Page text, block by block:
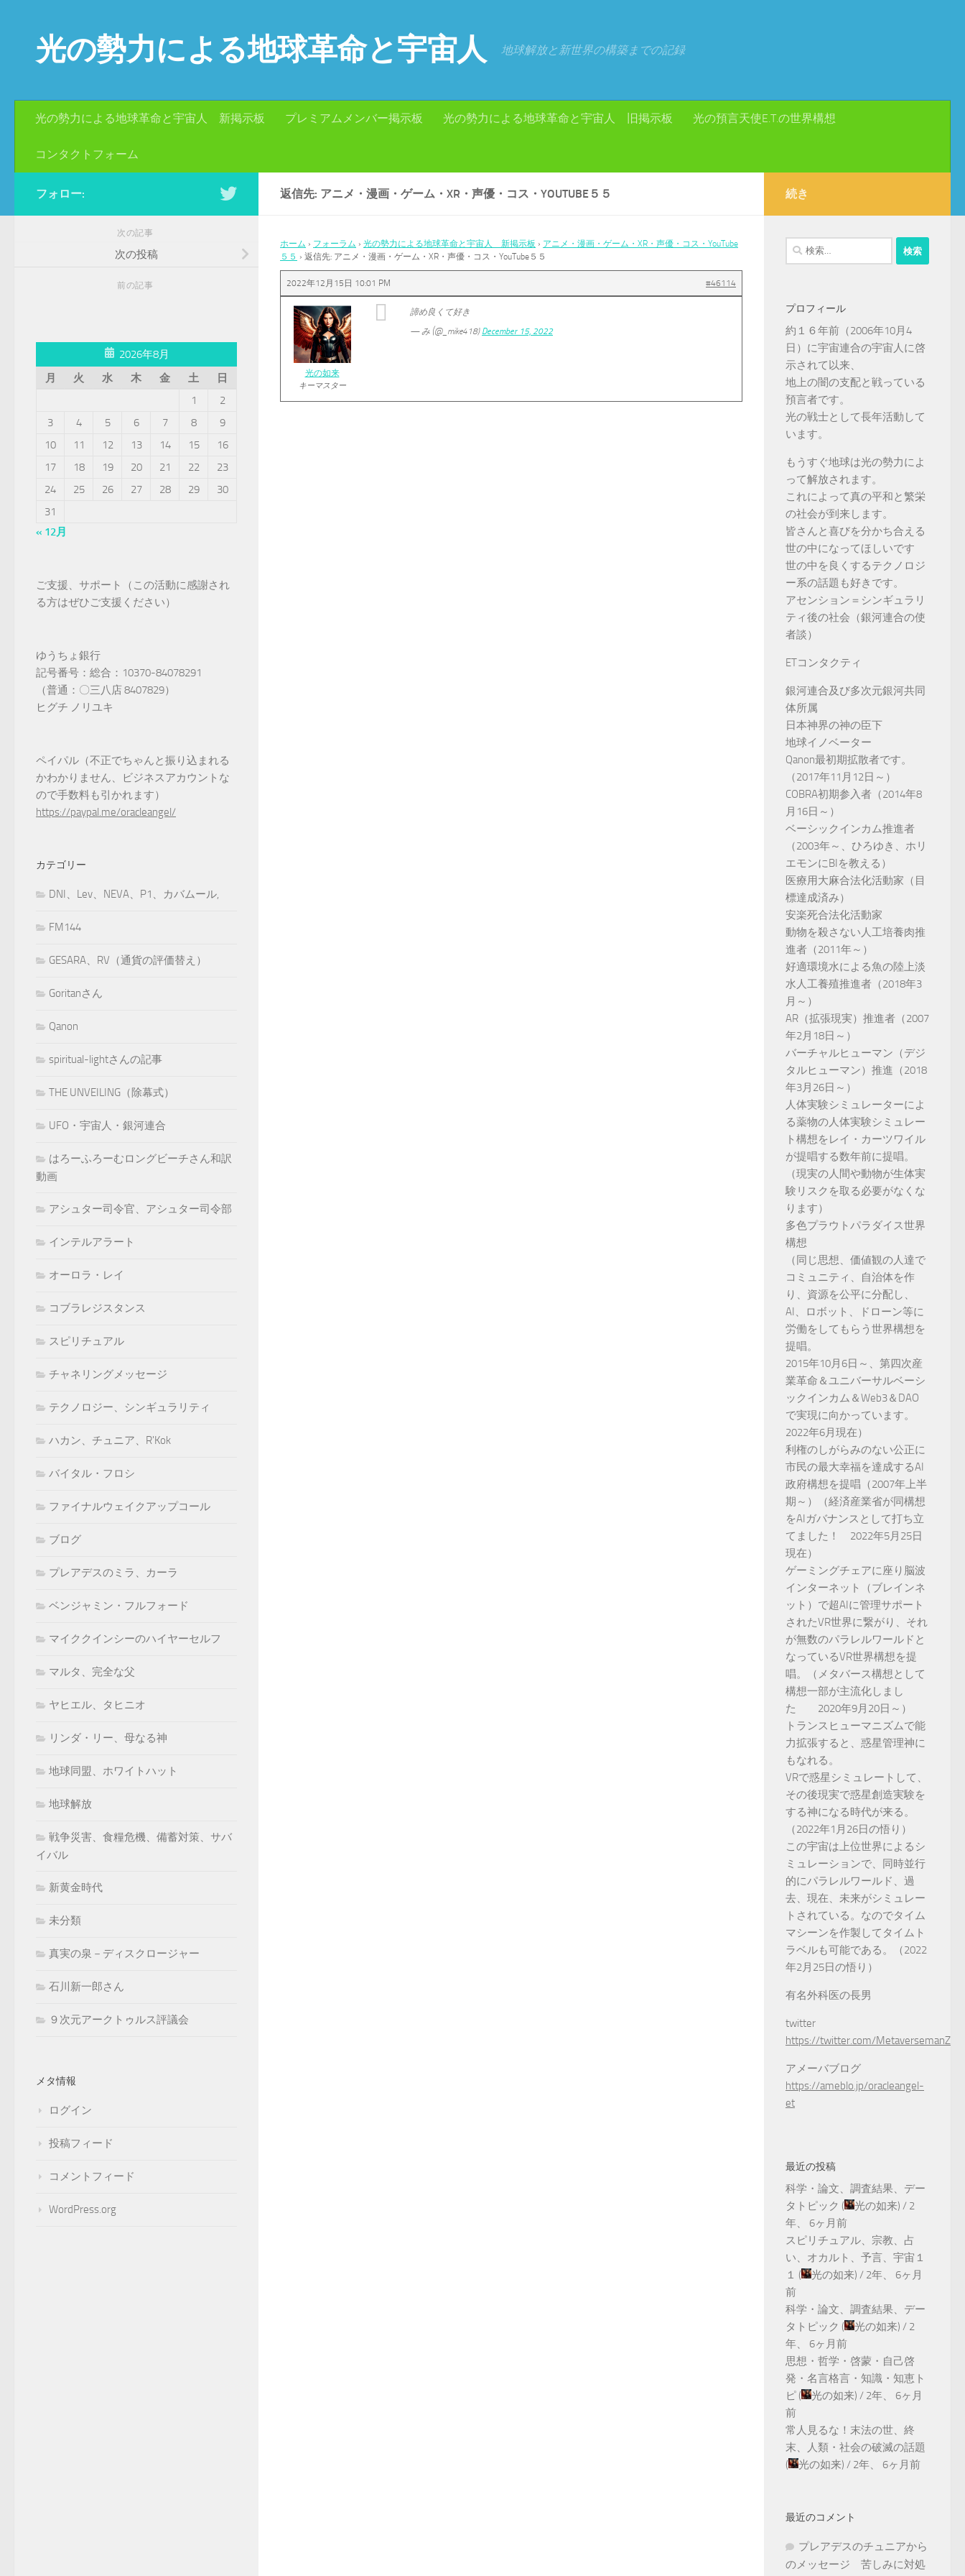
光の勢力による地球革命と宇宙人 地球解放と新世界の構築までの記録
光の勢力による地球革命と宇宙人 新掲示板 プレミアムメンバー掲示板 光の勢力による地球革命と宇宙人 旧掲示板 光の預言天使E.T.の世界構想
コンタクトフォーム
返信先: アニメ・漫画・ゲーム・XR・声優・コス・YOUTUBE５５
ホーム › フォーラム › 光の勢力による地球革命と宇宙人 新掲示板 › アニメ・漫画・ゲーム・XR・声優・コス・YouTube
５５ › 返信先: アニメ・漫画・ゲーム・XR・声優・コス・YouTube５５
2022年12月15日 10:01 PM #46114
光の如来
キーマスター
諦め良くて好き
— み (@_mike418) December 15, 2022
フォロー:
次の記事
次の投稿
前の記事
2026年8月
月
火 水 木 金 土
日
1
2
3
4 5 6 7 8
9
10
11 12 13 14 15
16
17
18 19 20 21 22
23
24
25 26 27 28 29
30
31
« 12月
ご支援、サポート（この活動に感謝され
る方はぜひご支援ください）
ゆうちょ銀行
記号番号：総合：10370-84078291
（普通：〇三八店 8407829）
ヒグチ ノリユキ
ペイパル（不正でちゃんと振り込まれる
かわかりません、ビジネスアカウントな
ので手数料も引かれます）
https://paypal.me/oracleangel/
カテゴリー
DNI、Lev、NEVA、P1、カバムール,
FM144
GESARA、RV（通貨の評価替え）
Goritanさん
Qanon
spiritual-lightさんの記事
THE UNVEILING（除幕式）
UFO・宇宙人・銀河連合
はろーふろーむロングビーチさん和訳
動画
アシュター司令官、アシュター司令部
インテルアラート
オーロラ・レイ
コブラレジスタンス
スピリチュアル
チャネリングメッセージ
テクノロジー、シンギュラリティ
ハカン、チュニア、R'Kok
バイタル・フロシ
ファイナルウェイクアップコール
ブログ
プレアデスのミラ、カーラ
ベンジャミン・フルフォード
マイククインシーのハイヤーセルフ
マルタ、完全な父
ヤヒエル、タヒニオ
リンダ・リー、母なる神
地球同盟、ホワイトハット
地球解放
戦争災害、食糧危機、備蓄対策、サバ
イバル
新黄金時代
未分類
真実の泉－ディスクロージャー
石川新一郎さん
９次元アークトゥルス評議会
メタ情報
ログイン
投稿フィード
コメントフィード
WordPress.org
続き
検
索:
プロフィール
約１６年前（2006年10月4
日）に宇宙連合の宇宙人に啓
示されて以来、
地上の闇の支配と戦っている
預言者です。
光の戦士として長年活動して
います。
もうすぐ地球は光の勢力によ
って解放されます。
これによって真の平和と繁栄
の社会が到来します。
皆さんと喜びを分かち合える
世の中になってほしいです
世の中を良くするテクノロジ
ー系の話題も好きです。
アセンション＝シンギュラリ
ティ後の社会（銀河連合の使
者談）
ETコンタクティ
銀河連合及び多次元銀河共同
体所属
日本神界の神の臣下
地球イノベーター
Qanon最初期拡散者です。
（2017年11月12日～）
COBRA初期参入者（2014年8
月16日～）
ベーシックインカム推進者
（2003年～、ひろゆき、ホリ
エモンにBIを教える）
医療用大麻合法化活動家（目
標達成済み）
安楽死合法化活動家
動物を殺さない人工培養肉推
進者（2011年～）
好適環境水による魚の陸上淡
水人工養殖推進者（2018年3
月～）
AR（拡張現実）推進者（2007
年2月18日～）
バーチャルヒューマン（デジ
タルヒューマン）推進（2018
年3月26日～）
人体実験シミュレーターによ
る薬物の人体実験シミュレー
ト構想をレイ・カーツワイル
が提唱する数年前に提唱。
（現実の人間や動物が生体実
験リスクを取る必要がなくな
ります）
多色プラウトパラダイス世界
構想
（同じ思想、価値観の人達で
コミュニティ、自治体を作
り、資源を公平に分配し、
AI、ロボット、ドローン等に
労働をしてもらう世界構想を
提唱。
2015年10月6日～、第四次産
業革命＆ユニバーサルベーシ
ックインカム＆Web3＆DAO
で実現に向かっています。
2022年6月現在）
利権のしがらみのない公正に
市民の最大幸福を達成するAI
政府構想を提唱（2007年上半
期～）（経済産業省が同構想
をAIガバナンスとして打ち立
てました！ 2022年5月25日
現在）
ゲーミングチェアに座り脳波
インターネット（ブレインネ
ット）で超AIに管理サポート
されたVR世界に繋がり、それ
が無数のパラレルワールドと
なっているVR世界構想を提
唱。（メタバース構想として
構想一部が主流化しまし
た 2020年9月20日～）
トランスヒューマニズムで能
力拡張すると、惑星管理神に
もなれる。
VRで惑星シミュレートして、
その後現実で惑星創造実験を
する神になる時代が来る。
（2022年1月26日の悟り）
この宇宙は上位世界によるシ
ミュレーションで、同時並行
的にパラレルワールド、過
去、現在、未来がシミュレー
トされている。なのでタイム
マシーンを作製してタイムト
ラベルも可能である。（2022
年2月25日の悟り）
有名外科医の長男
twitter
https://twitter.com/MetaversemanZ
アメーバブログ
https://ameblo.jp/oracleangel-
et
最近の投稿
科学・論文、調査結果、デー
タトピック ( 光の如来) / 2
年、 6ヶ月前
スピリチュアル、宗教、占
い、オカルト、予言、宇宙１
１ ( 光の如来) / 2年、 6ヶ月
前
科学・論文、調査結果、デー
タトピック ( 光の如来) / 2
年、 6ヶ月前
思想・哲学・啓蒙・自己啓
発・名言格言・知識・知恵ト
ピ ( 光の如来) / 2年、 6ヶ月
前
常人見るな！末法の世、終
末、人類・社会の破滅の話題
(
光の如来) / 2年、 6ヶ月前
最近のコメント
プレアデスのチュニアから
のメッセージ 苦しみに対処